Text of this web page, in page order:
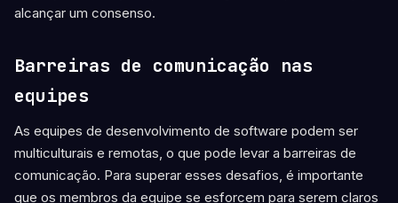
alcançar um consenso.
Barreiras de comunicação nas
equipes
As equipes de desenvolvimento de software podem ser
multiculturais e remotas, o que pode levar a barreiras de
comunicação. Para superar esses desafios, é importante
que os membros da equipe se esforcem para serem claros